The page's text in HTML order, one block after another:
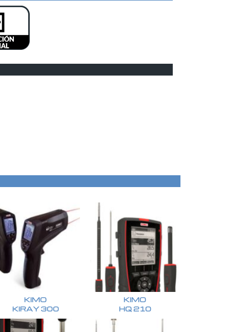
KIMO
KIRAY 300
KIMO
HQ 210